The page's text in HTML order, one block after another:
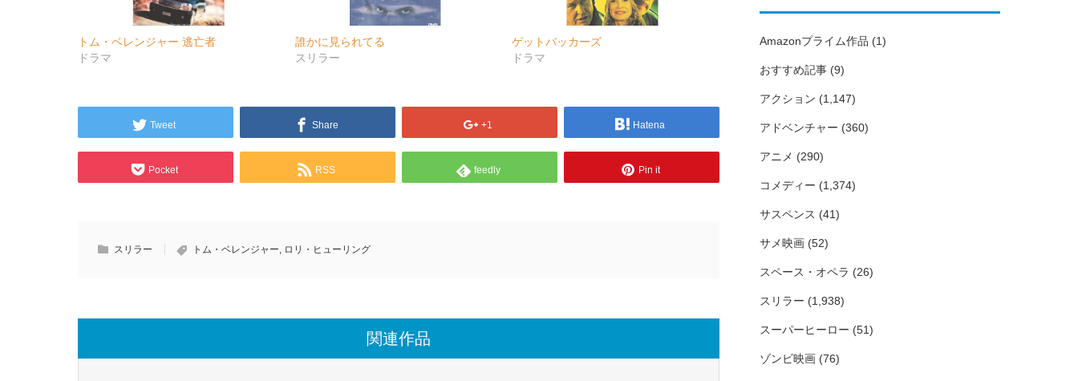
トム・ベレンジャー 逃亡者
ドラマ
誰かに見られてる
スリラー
ゲットバッカーズ
ドラマ
Tweet Share +1 Hatena
Pocket RSS feedly Pin it
スリラー トム・ベレンジャー ロリ・ヒューリング
関連作品
Amazonプライム作品 (1)
おすすめ記事 (9)
アクション (1,147)
アドベンチャー (360)
アニメ (290)
コメディー (1,374)
サスペンス (41)
サメ映画 (52)
スペース・オペラ (26)
スリラー (1,938)
スーパーヒーロー (51)
ゾンビ映画 (76)